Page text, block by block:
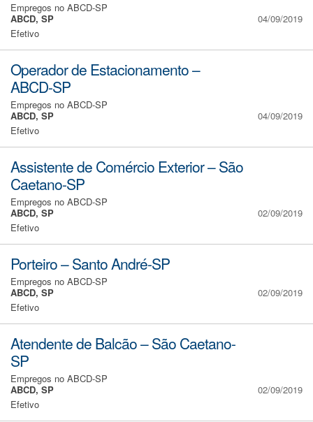
Empregos no ABCD-SP
ABCD, SP
Efetivo
04/09/2019
Operador de Estacionamento –
ABCD-SP
Empregos no ABCD-SP
ABCD, SP
Efetivo
04/09/2019
Assistente de Comércio Exterior – São
Caetano-SP
Empregos no ABCD-SP
ABCD, SP
Efetivo
02/09/2019
Porteiro – Santo André-SP
Empregos no ABCD-SP
ABCD, SP
Efetivo
02/09/2019
Atendente de Balcão – São Caetano-
SP
Empregos no ABCD-SP
ABCD, SP
Efetivo
02/09/2019